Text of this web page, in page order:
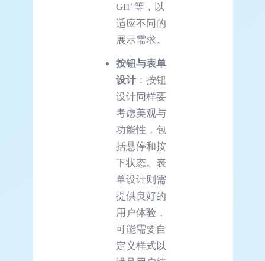
GIF 等，以
适应不同的
展示需求。
按钮与表单
设计 ：按钮
设计同样要
考虑美观与
功能性，包
括悬停和按
下状态。表
单设计则需
提供良好的
用户体验，
可能需要自
定义样式以